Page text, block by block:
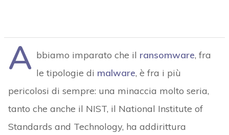
A bbiamo imparato che il ransomware, fra
le tipologie di malware, è fra i più
pericolosi di sempre: una minaccia molto seria,
tanto che anche il NIST, il National Institute of
Standards and Technology, ha addirittura